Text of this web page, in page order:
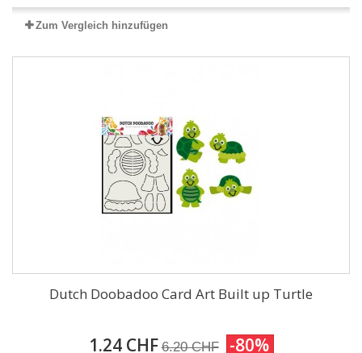
Zum Vergleich hinzufügen
Dutch Doobadoo Card Art Built up Turtle
1.24 CHF 6.20 CHF -80%